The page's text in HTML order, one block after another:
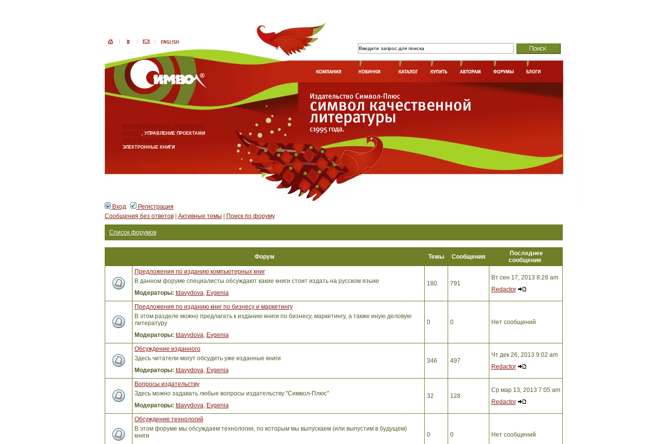
ИНФОРМАЦИОННЫЕ ТЕХНОЛОГИИ
БИЗНЕС, УПРАВЛЕНИЕ ПРОЕКТАМИ
АНГЛИЙСКИЙ ЯЗЫК
ЭЛЕКТРОННЫЕ КНИГИ
Вход
Регистрация
Сообщения без ответов| Активные темы Поиск по форуму
Список форумов
Форум Темы Сообщения
Последнее
сообщение
Предложения по изданию компьютерных книг
В данном форуме специалисты обсуждают какие книги стоит издать на русском языке
Модераторы: tdavydova, Evgenia
180 791
Вт сен 17, 2013 8:28 am
Redactor
Предложения по изданию книг по бизнесу и маркетингу
В этом разделе можно предлагать к изданию книги по бизнесу, маркетингу, а также иную деловую
литературу
Модераторы: tdavydova, Evgenia
0 0 Нет сообщений
Обсуждение изданного
Здесь читатели могут обсудить уже изданные книги
Модераторы: tdavydova, Evgenia
346 497
Чт дек 26, 2013 9:02 am
Redactor
Вопросы издательству
Здесь можно задавать любые вопросы издательству "Символ-Плюс"
Модераторы: tdavydova, Evgenia
32 128
Ср мар 13, 2013 7:05 am
Redactor
Обсуждение технологий
В этом форуме мы обсуждаем технологии, по которым мы выпускаем (или выпустим в будущем)
книги
0 0 Нет сообщений